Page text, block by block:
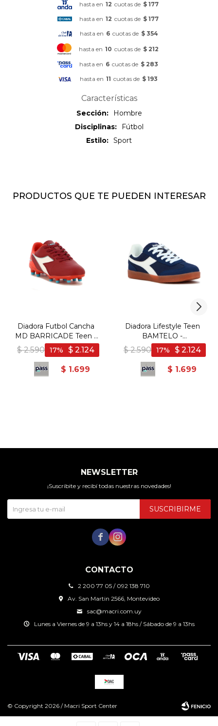
hasta en 12 cuotas de $ 177
hasta en 12 cuotas de $ 177
hasta en 6 cuotas de $ 354
hasta en 10 cuotas de $ 212
hasta en 6 cuotas de $ 283
hasta en 11 cuotas de $ 193
Características
Sección
Hombre
Disciplinas
Fútbol
Estilo
Sport
PRODUCTOS QUE TE PUEDEN INTERESAR
Diadora Futbol Cancha
MD BARRICADE Teen -
Bordo/Blanco - Bordo-
Blanco
$ 2.590 $ 2.124
17
$ 1.699
Diadora Lifestyle Teen
BAMTELO -
Marino/Blanco - Marino-
Blanco
$ 2.590 $ 2.124
17
$ 1.699
CONTACTO
2 200 77 05 / 092 138 710
Av. San Martin 2566, Montevideo
sac@macri.com.uy
Lunes a Viernes de 9 a 13hs y 14 a 18hs / Sábado de 9 a 13hs
NEWSLETTER
¡Suscribite y recibí todas nuestras novedades!
SUSCRIBIRME
 
© Copyright 2026 / Macri Sport Center